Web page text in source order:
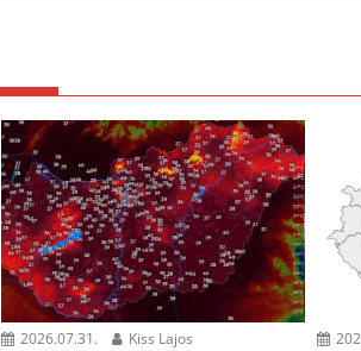
2026.07.31. Kiss Lajos